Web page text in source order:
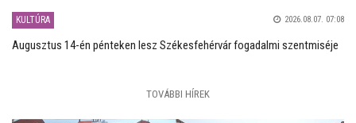
KULTÚRA 2026.08.07. 07:08
Augusztus 14-én pénteken lesz Székesfehérvár fogadalmi szentmiséje
TOVÁBBI HÍREK